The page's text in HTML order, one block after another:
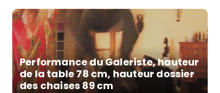
Performance du Galeriste, hauteur
de la table 78 cm, hauteur dossier
des chaises 89 cm